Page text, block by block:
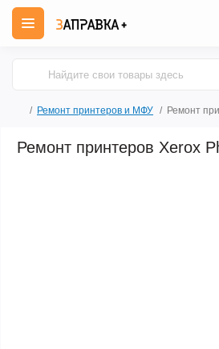
Ремонт принтеров и МФУ Ремонт
Ремонт принтеров Xerox